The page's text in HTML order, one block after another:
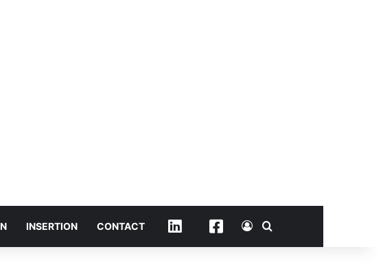
INSERTION CONTACT Linkedin FacebookConnexion